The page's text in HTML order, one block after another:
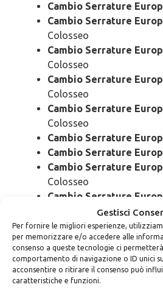
Gestisci
Per fornire le migliori esperienze,
per memorizzare e/o accedere alle
consenso a queste tecnologie ci
comportamento di navigazione o ID unici
acconsentire o ritirare il consenso può
caratteristiche e funzioni.
Cambio Serrature
Cambio Serrature
Colosseo
Cambio Serrature
Colosseo
Cambio Serrature
Colosseo
Cambio Serrature
Colosseo
Cambio Serrature
Cambio Serrature
Cambio Serrature
Colosseo
Cambio Serrature
Sostituzione
Colosseo
Sostituzione Serrature